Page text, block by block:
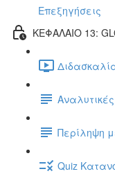
Επεξηγήσεις
ΚΕΦΑΛΑΙΟ 13:
Περίληψη
Quiz